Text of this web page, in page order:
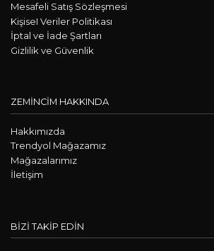
Mesafeli Satış Sözleşmesi
KişiseI Veriler Politikası
İptal ve İade Şartları
Gizlilik ve Güvenlik
ZEMİNCİM HAKKINDA
Hakkımızda
Trendyol Mağazamız
Mağazalarımız
İletişim
BİZİ TAKİP EDİN